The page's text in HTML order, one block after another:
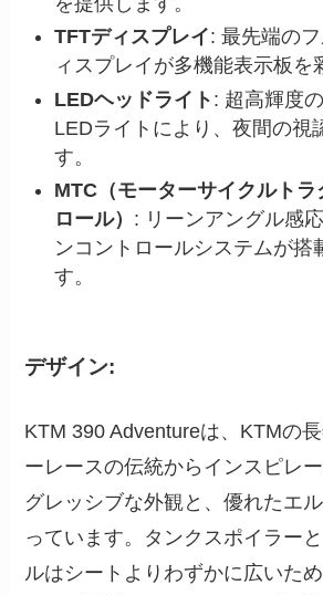
TFTディスプレイ: 最先端の
ィスプレイが多機能表示板を
LEDヘッドライト : 超高輝度
LEDライトにより、夜間の視
す。
MTC（モーターサイクルトラ
ロール） : リーンアングル感
ンコントロールシステムが搭
す。
デザイン:
KTM 390 Adventureは、KTMの
ーレースの伝統からインスピレ
グレッシブな外観と、優れたエ
っています。タンクスポイラー
ルはシートよりわずかに広いた